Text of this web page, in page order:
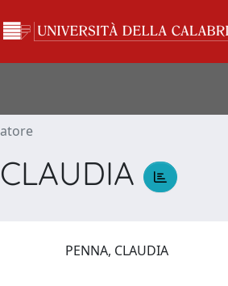
PENNA, CLAUDIA